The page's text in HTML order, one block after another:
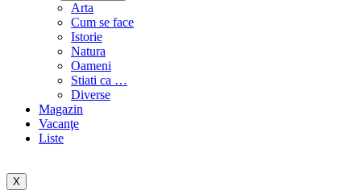
Arta
Cum se face
Istorie
Natura
Oameni
Stiati ca …
Diverse
Magazin
Vacanţe
Liste
X